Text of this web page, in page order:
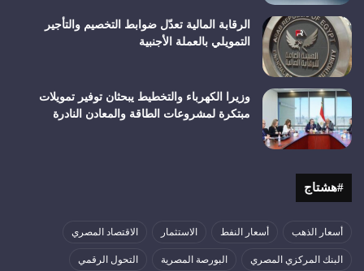
الرقابة المالية تعدّل ضوابط التخصيم والتأجير
التمويلي بالعملة الأجنبية
وزيرا الكهرباء والتخطيط يبحثان توفير تمويلات
مبتكرة لمشروعات الطاقة والمعادن النادرة
#هشتاج
أسعار الذهب أسعار النفط الاستثمار الاقتصاد المصري
البنك المركزي المصري البورصة المصرية التحول الرقمي